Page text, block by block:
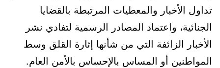
تداول الأخبار والمعطيات المرتبطة بالقضايا
الجنائية، واعتماد المصادر الرسمية لتفادي نشر
الأخبار الزائفة التي من شأنها إثارة القلق وسط
المواطنين أو المساس بالإحساس بالأمن العام.